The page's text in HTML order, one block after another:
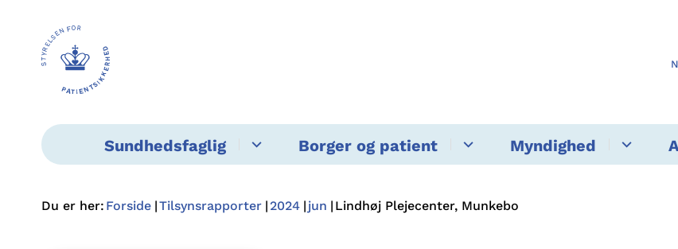
Sundhedsfaglig Borger og patient Myndighed
Du er her: Forside Tilsynsrapporter 2024 jun Lindhøj Plejecenter, Munkebo